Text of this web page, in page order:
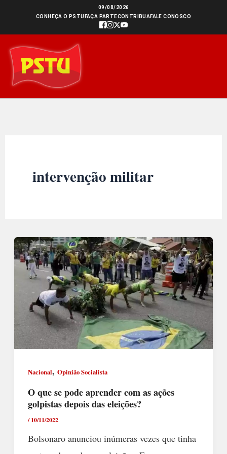
conteúdo
09/08/2026
CONHEÇA O PSTU FAÇA PARTECONTRIBUAFALE CONOSCO
intervenção militar
Nacional, Opinião Socialista
O que se pode aprender com as ações
golpistas depois das eleições?
/10/11/2022
Bolsonaro anunciou inúmeras vezes que tinha